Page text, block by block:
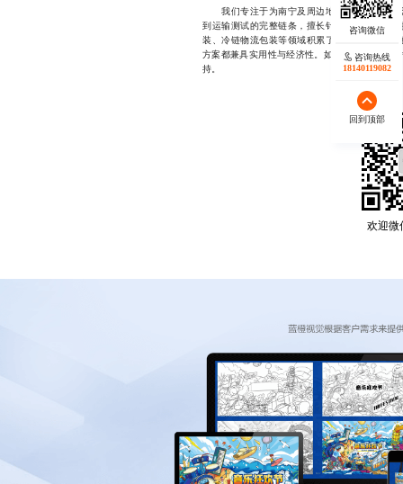
我们专注于为南宁及周边地区的企业提供全
到运输测试的完整链条，擅长针对不同行业场
装、冷链物流包装等领域积累了丰富经验。团
方案都兼具实用性与经济性。如有需要，欢迎随
持。
欢迎微
咨询热线
18140119082
回到顶部